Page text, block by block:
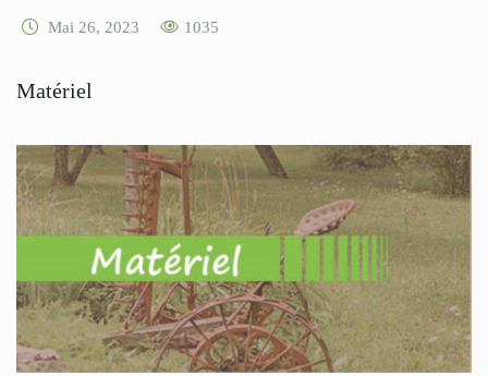
Mai 26, 2023 1035
Matériel